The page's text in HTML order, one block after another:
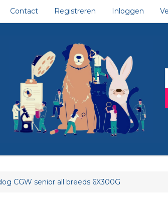
Contact Registreren Inloggen
CGW senior all breeds 6X300G